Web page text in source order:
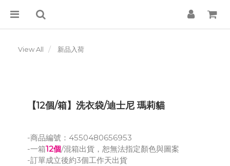
View All 新品入荷
【12個/箱】洗衣袋/迪士尼 瑪莉貓
-商品編號：4550480656953
-一箱12個/混箱出貨，恕無法指定顏色與圖案
-訂單成立後約3個工作天出貨